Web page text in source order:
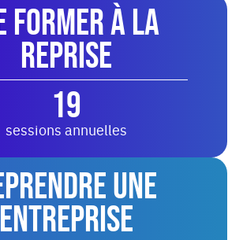
former à la
reprise
19
sessions annuelles
une
entreprise